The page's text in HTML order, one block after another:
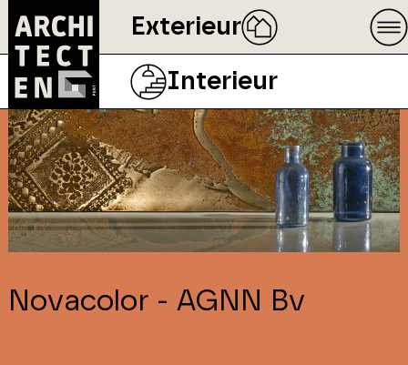
Exterieur
Interieur
Novacolor - AGNN Bv